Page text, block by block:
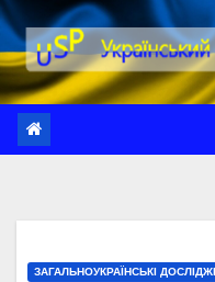
Перейти
до
вмісту
ЗАГАЛЬНОУКРАЇНСЬКІ